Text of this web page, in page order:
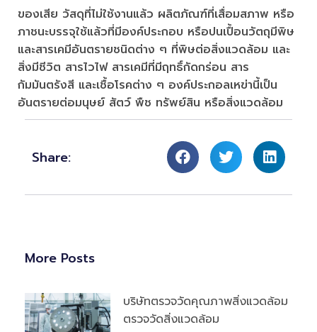
ของเสีย วัสดุที่ไม่ใช้งานแล้ว ผลิตภัณฑ์ที่เสื่อมสภาพ หรือ
ภาชนะบรรจุใช้แล้วที่มีองค์ประกอบ หรือปนเปื้อนวัตถุมีพิษ
และสารเคมีอันตรายชนิดต่าง ๆ ที่พิษต่อสิ่งแวดล้อม และ
สิ่งมีชีวิต สารไวไฟ สารเคมีที่มีฤทธิ์กัดกร่อน สาร
กัมมันตรังสี และเชื้อโรคต่าง ๆ องค์ประกอลเหฃ่านี้เป็น
อันตรายต่อมนุษย์ สัตว์ พืช ทรัพย์สิน หรือสิ่งแวดล้อม
Share:
More Posts
บริษัทตรวจวัดคุณภาพสิ่งแวดล้อม
ตรวจวัดสิ่งแวดล้อม